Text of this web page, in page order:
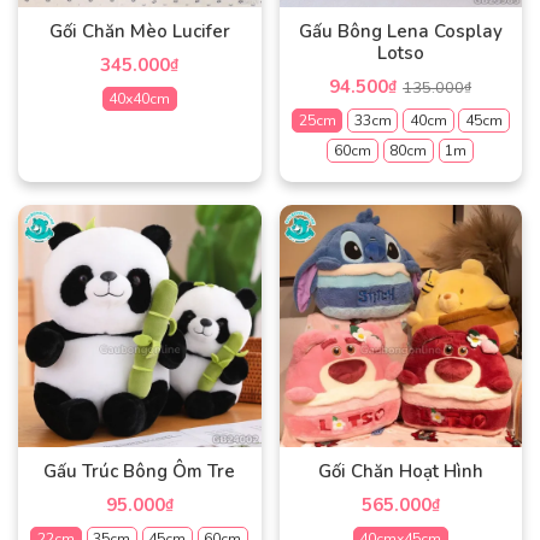
Gối Chăn Mèo Lucifer
345.000₫
40x40cm
này
có
nhiều
biến
thể.
Các
tùy
chọn
thể
được
chọn
trên
Gấu Bông Lena Cosplay
Lotso
94.500₫ 135.000₫
25cm 33cm 40cm
45cm
60cm
80cm 1m
Sản
này
có
nhiều
biến
thể.
Các
tùy
chọn
có
thể
được
Gấu Trúc Bông Ôm Tre
95.000₫
Gối Chăn Hoạt Hình
565.000₫